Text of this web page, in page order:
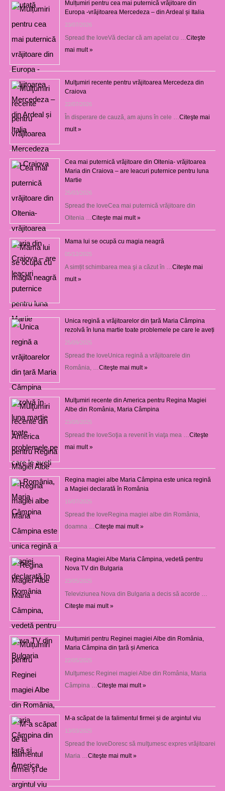
Mulțumiri pentru cea mai puternică vrăjitoare din
Europa -vrăjitoarea Mercedeza – din Ardeal și Italia
23/07/2026
Spread the loveVă declar că am apelat cu …Citeşte
mai mult »
Mulţumiri recente pentru vrăjitoarea Mercedeza din
Craiova
22/07/2026
În disperare de cauză, am ajuns în cele …Citeşte mai
mult »
Cea mai puternică vrăjitoare din Oltenia- vrăjitoarea
Maria din Craiova – are leacuri puternice pentru luna
Martie
25/03/2026
Spread the loveCea mai puternică vrăjitoare din
Oltenia …Citeşte mai mult »
Mama lui se ocupă cu magia neagră
05/12/2025
A simțit schimbarea mea şi a căzut în …Citeşte mai
mult »
Unica regină a vrăjitoarelor din țară Maria Câmpina
rezolvă în luna martie toate problemele pe care le aveți
25/09/2025
Spread the loveUnica regină a vrăjitoarele din
România, …Citeşte mai mult »
Mulţumiri recente din America pentru Regina Magiei
Albe din România, Maria Câmpina
23/08/2025
Spread the loveSoţia a revenit în viaţa mea …Citeşte
mai mult »
Regina magiei albe Maria Câmpina este unica regină
a Magiei declarată în România
16/07/2025
Spread the loveRegina magiei albe din România,
doamna …Citeşte mai mult »
Regina Magiei Albe Maria Câmpina, vedetă pentru
Nova TV din Bulgaria
23/05/2025
Televiziunea Nova din Bulgaria a decis să acorde …
Citeşte mai mult »
Mulțumiri pentru Reginei magiei Albe din România,
Maria Câmpina din țară și America
22/05/2025
Mulţumesc Reginei magiei Albe din România, Maria
Câmpina …Citeşte mai mult »
M-a scăpat de la falimentul firmei și de argintul viu
13/03/2025
Spread the loveDoresc să mulţumesc expres vrăjitoarei
Maria …Citeşte mai mult »